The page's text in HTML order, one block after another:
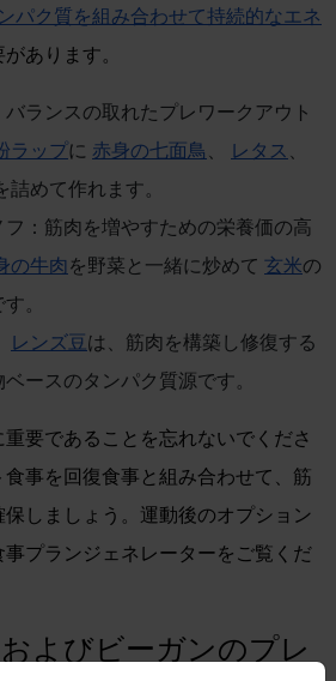
パク質を組み合わせて持続的なエネ
あります。
ランスの取れたプレワークアウト
ラップに 赤身の七面鳥、 レタス、
詰めて作れます。
フ：筋肉を増やすための栄養価の高
の牛肉を野菜と一緒に炒めて 玄米の
。
レンズ豆は、筋肉を構築し修復する
ースのタンパク質源です。
要であることを忘れないでくださ
事を回復食事と組み合わせて、筋
しましょう。運動後のオプション
プランジェネレーターをご覧くだ
よびビーガンのプレ